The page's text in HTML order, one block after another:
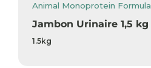
Animal Monoprotein Formula
Jambon Urinaire 1,5 kg
1.5kg